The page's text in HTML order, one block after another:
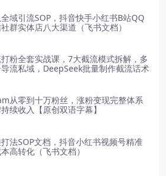
域引流SOP，抖音快手小红书B站QQ
群实体店八大渠道（飞书文档）
粉全套实战课，7大截流模式拆解，多
流私域，DeepSeek批量制作截流话术
从零到十万粉丝，涨粉变现完整体系
续收入【原创双语字幕】
法SOP文档，抖音小红书视频号精准
高转化（飞书文档）